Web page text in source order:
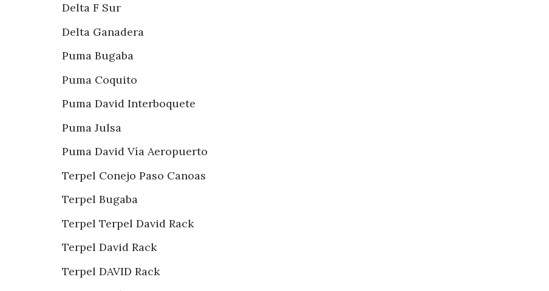
Delta F Sur
Delta Ganadera
Puma Bugaba
Puma Coquito
Puma David Interboquete
Puma Julsa
Puma David Vía Aeropuerto
Terpel Conejo Paso Canoas
Terpel Bugaba
Terpel Terpel David Rack
Terpel David Rack
Terpel DAVID Rack